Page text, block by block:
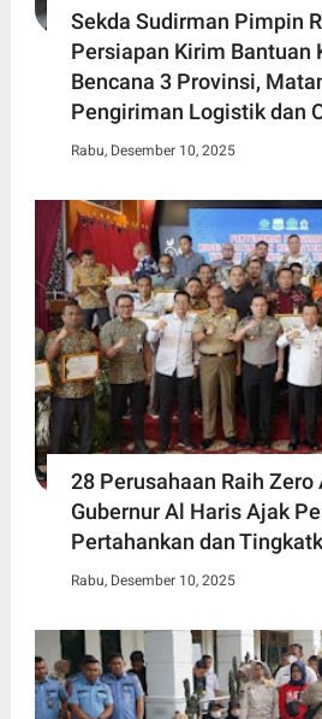
Sekda Sudirman Pimpin
Persiapan Kirim Bantuan
Bencana 3 Provinsi,
Pengiriman Logistik dan
Rabu, Desember 10, 2025
28 Perusahaan Raih Zero
Gubernur Al Haris Ajak
Pertahankan dan
Rabu, Desember 10, 2025